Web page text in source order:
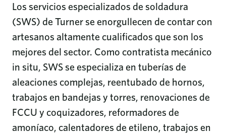
Los servicios especializados de soldadura
(SWS) de Turner se enorgullecen de contar con
artesanos altamente cualificados que son los
mejores del sector. Como contratista mecánico
in situ, SWS se especializa en tuberías de
aleaciones complejas, reentubado de hornos,
trabajos en bandejas y torres, renovaciones de
FCCU y coquizadores, reformadores de
amoníaco, calentadores de etileno, trabajos en